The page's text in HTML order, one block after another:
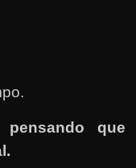
pensando que